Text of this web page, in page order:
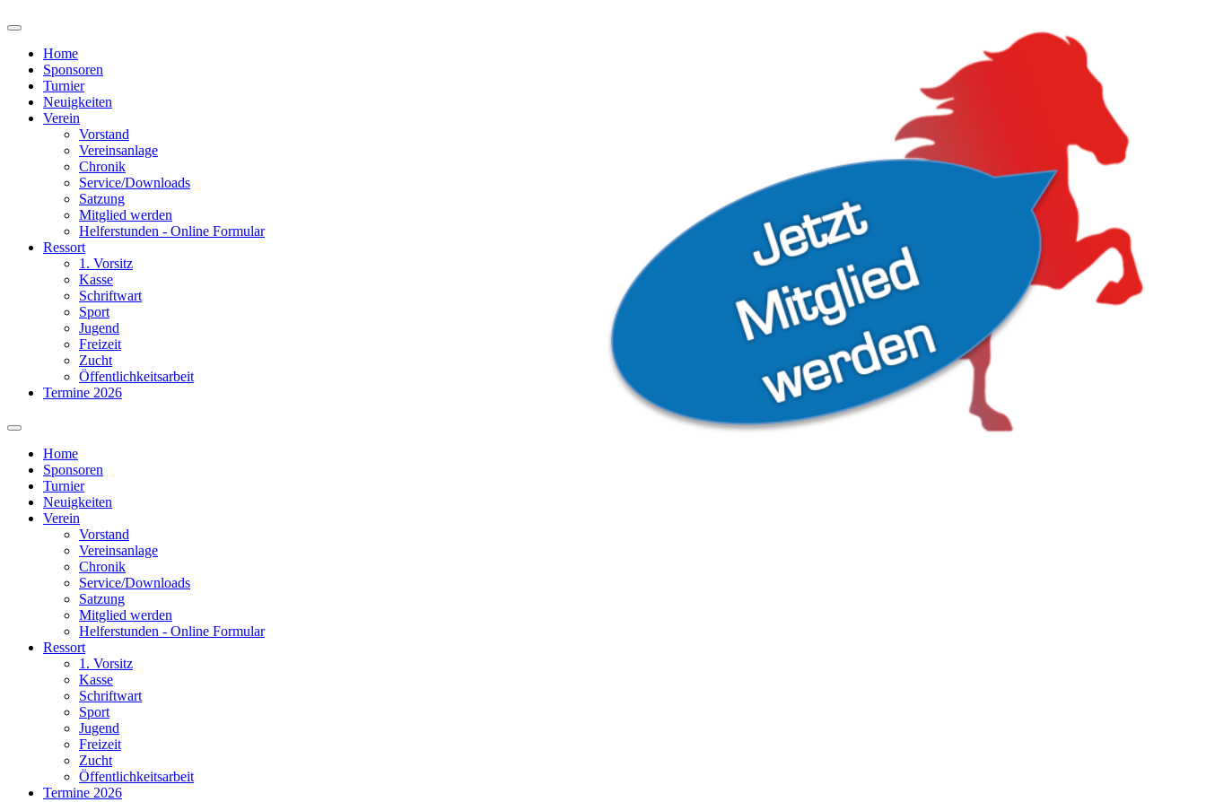
Home
Sponsoren
Turnier
Neuigkeiten
Verein
Vorstand
Vereinsanlage
Chronik
Service/Downloads
Satzung
Mitglied werden
Helferstunden - Online Formular
Ressort
1. Vorsitz
Kasse
Schriftwart
Sport
Jugend
Freizeit
Zucht
Öffentlichkeitsarbeit
Termine 2026
Home
Sponsoren
Turnier
Neuigkeiten
Verein
Vorstand
Vereinsanlage
Chronik
Service/Downloads
Satzung
Mitglied werden
Helferstunden - Online Formular
Ressort
1. Vorsitz
Kasse
Schriftwart
Sport
Jugend
Freizeit
Zucht
Öffentlichkeitsarbeit
Termine 2026